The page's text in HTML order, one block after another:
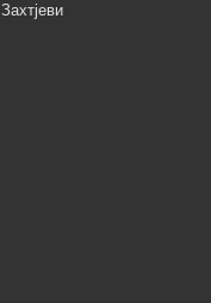
Захтјеви